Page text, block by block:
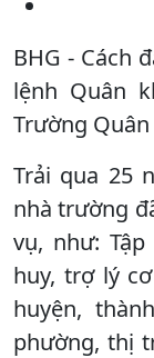
BHG - Cách
lệnh Quân
Trường
Trải qua 25
nhà trường
vụ, như:
huy, trợ lý
huyện,
phường, thị